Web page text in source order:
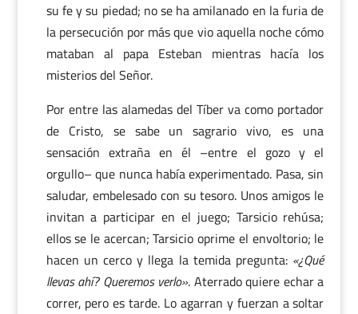
su fe y su piedad; no se ha amilanado en la furia de
la persecución por más que vio aquella noche cómo
mataban al papa Esteban mientras hacía los
misterios del Señor.
Por entre las alamedas del Tíber va como portador
de Cristo, se sabe un sagrario vivo, es una
sensación extraña en él –entre el gozo y el
orgullo– que nunca había experimentado. Pasa, sin
saludar, embelesado con su tesoro. Unos amigos le
invitan a participar en el juego; Tarsicio rehúsa;
ellos se le acercan; Tarsicio oprime el envoltorio; le
hacen un cerco y llega la temida pregunta: «¿Qué
llevas ahí? Queremos verlo». Aterrado quiere echar a
correr, pero es tarde. Lo agarran y fuerzan a soltar